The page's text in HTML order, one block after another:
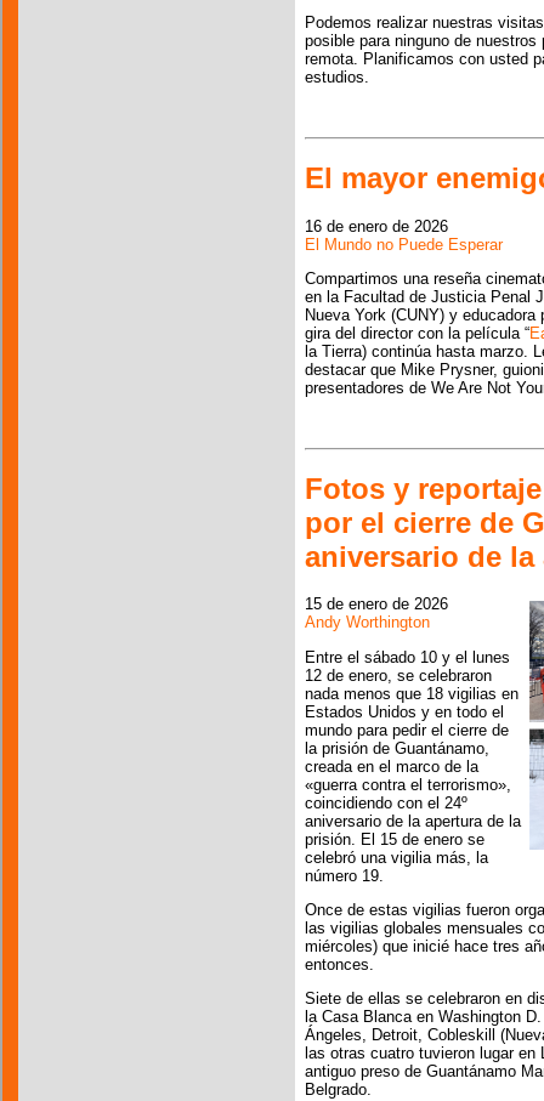
Podemos realizar nuestras
posible para ninguno de
remota. Planificamos con usted
estudios.
El mayor
16 de enero de 2026
El Mundo no Puede Esperar
Compartimos una reseña
en la Facultad de Justicia Penal
Nueva York (CUNY) y
gira del director con la película “
la Tierra) continúa hasta marzo.
destacar que Mike Prysner,
presentadores de We Are Not
Fotos y
por el cierre de
aniversario de
15 de enero de 2026
Andy Worthington
Entre el sábado 10 y el lunes
12 de enero, se celebraron
nada menos que 18 vigilias en
Estados Unidos y en todo el
mundo para pedir el cierre de
la prisión de Guantánamo,
creada en el marco de la
«guerra contra el terrorismo»,
coincidiendo con el 24º
aniversario de la apertura de la
prisión. El 15 de enero se
celebró una vigilia más, la
número 19.
Once de estas vigilias fueron
las vigilias globales mensuales
miércoles) que inicié hace tres
entonces.
Siete de ellas se celebraron en
la Casa Blanca en Washington
Ángeles, Detroit, Cobleskill
las otras cuatro tuvieron lugar
antiguo preso de Guantánamo
Belgrado.